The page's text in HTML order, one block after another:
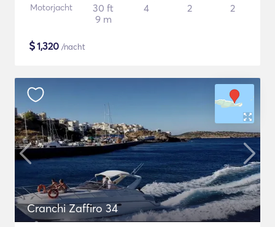
Motorjacht
30 ft
9 m
4 2 2
$1,320 /nacht
Cranchi Zaffiro 34